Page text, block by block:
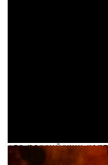
Кинокритики
Манола Даргис и
две российских
Кантемира